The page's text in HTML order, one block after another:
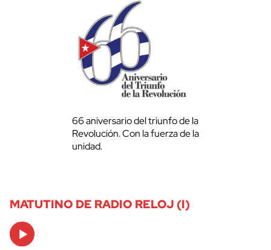
66 aniversario del triunfo de la
Revolución. Con la fuerza de la
unidad.
MATUTINO DE RADIO RELOJ (I)
Audio
Player